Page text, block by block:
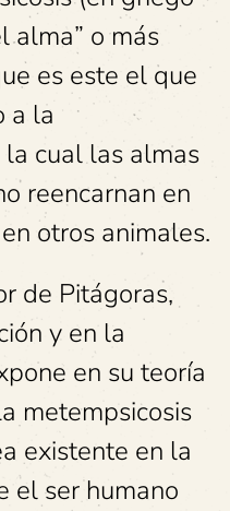
alma” o más
es este el que
a la
la cual las almas
reencarnan en
otros animales.
de Pitágoras,
y en la
en su teoría
metempsicosis
existente en la
el ser humano